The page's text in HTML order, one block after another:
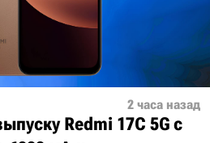
2 часа назад
Redmi 17C 5G с